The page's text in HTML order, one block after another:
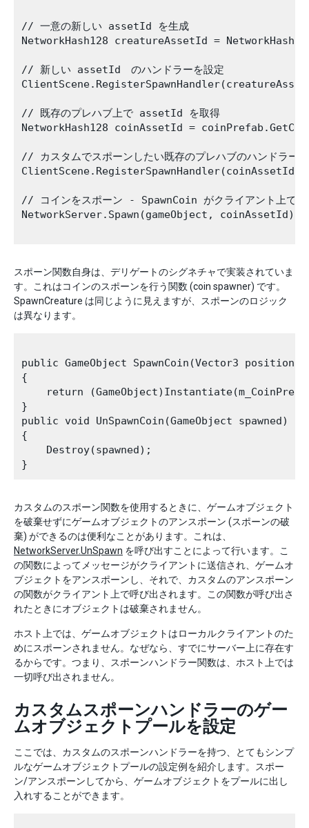
// 一意の新しい assetId を生成
NetworkHash128 creatureAssetId =
// 新しい assetId　のハンドラーを設定
// 既存のプレハブ上で assetId を取得
NetworkHash128 coinAssetId =
// カスタムでスポーンしたい既存のプレハブのハンドラー
ClientScene.RegisterSpawnHandler(coinAssetId,
// コインをスポーン - SpawnCoin がクライアント上で呼
NetworkServer.Spawn(gameObject, coinAssetId);
スポーン関数自身は、デリゲートのシグネチャで実装されていま
す。これはコインのスポーンを行う関数 (coin spawner) です。
SpawnCreature は同じように見えますが、スポーンのロジック
は異なります。
public GameObject SpawnCoin(Vector3 position,
{
return
}
public void UnSpawnCoin(GameObject spawned)
{
    Destroy(spawned);
カスタムのスポーン関数を使用するときに、ゲームオブジェクト
を破棄せずにゲームオブジェクトのアンスポーン (スポーンの破
棄) ができるのは便利なことがあります。これは、
NetworkServer.UnSpawn を呼び出すことによって行います。こ
の関数によってメッセージがクライアントに送信され、ゲームオ
ブジェクトをアンスポーンし、それで、カスタムのアンスポーン
の関数がクライアント上で呼び出されます。この関数が呼び出さ
れたときにオブジェクトは破棄されません。
ホスト上では、ゲームオブジェクトはローカルクライアントのた
めにスポーンされません。なぜなら、すでにサーバー上に存在す
るからです。つまり、スポーンハンドラー関数は、ホスト上では
一切呼び出されません。
カスタムスポーンハンドラーのゲー
ムオブジェクトプールを設定
ここでは、カスタムのスポーンハンドラーを持つ、とてもシンプ
ルなゲームオブジェクトプールの設定例を紹介します。スポー
ン/アンスポーンしてから、ゲームオブジェクトをプールに出し
入れすることができます。